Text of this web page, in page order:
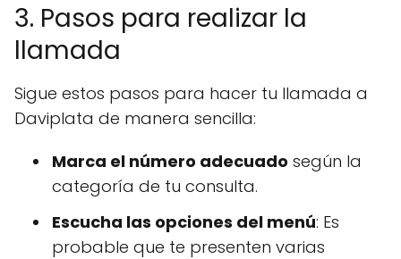
3. Pasos para realizar la
llamada
Sigue estos pasos para hacer tu llamada a
Daviplata de manera sencilla:
Marca el número adecuado según la
categoría de tu consulta.
Escucha las opciones del menú: Es
probable que te presenten varias